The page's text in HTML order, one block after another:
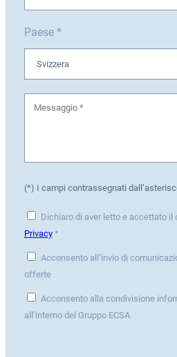
Paese *
(*) I campi contrassegnati
Dichiaro di aver letto e accettato il
Privacy*
Acconsento all’invio di
offerte
Acconsento alla condivisione
all’interno del Gruppo ECSA